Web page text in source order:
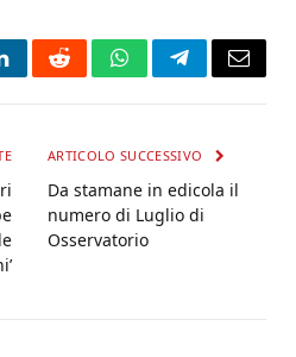
RedditWhatsAppTelegramEmail
ARTICOLO SUCCESSIVO
Da stamane in edicola il
numero di Luglio di
Osservatorio